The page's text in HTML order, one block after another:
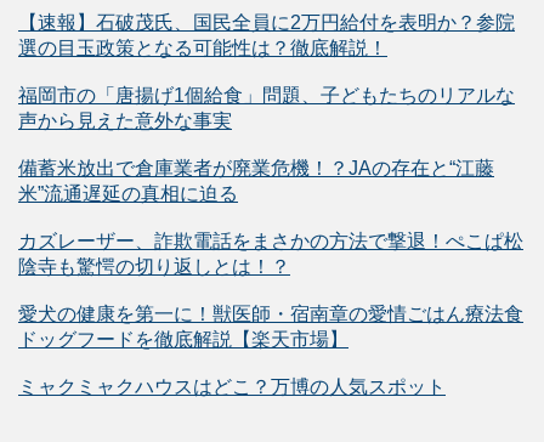
【速報】石破茂氏、国民全員に2万円給付を表明か？参院
選の目玉政策となる可能性は？徹底解説！
福岡市の「唐揚げ1個給食」問題、子どもたちのリアルな
声から見えた意外な事実
備蓄米放出で倉庫業者が廃業危機！？JAの存在と“江藤
米”流通遅延の真相に迫る
カズレーザー、詐欺電話をまさかの方法で撃退！ぺこぱ松
陰寺も驚愕の切り返しとは！？
愛犬の健康を第一に！獣医師・宿南章の愛情ごはん療法食
ドッグフードを徹底解説【楽天市場】
ミャクミャクハウスはどこ？万博の人気スポット